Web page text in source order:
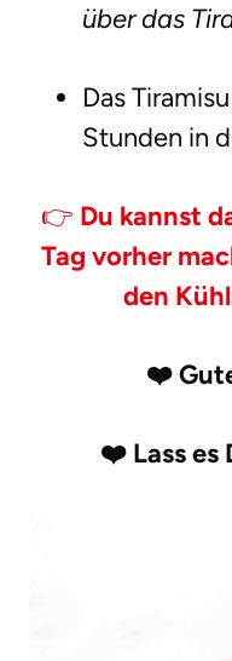
über das
Das
Stunden in
👉 Du kannst
Tag vorher
den
❤️
❤️ Lass es